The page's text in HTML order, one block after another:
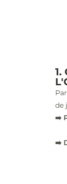
1.
de
➡️
➡️